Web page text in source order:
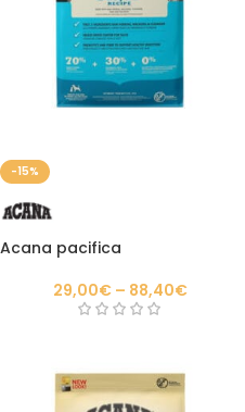
-15%
Acana pacifica
29,00€ – 88,40€